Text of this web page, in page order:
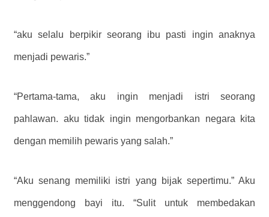
“aku selalu berpikir seorang ibu pasti ingin anaknya
menjadi pewaris.”
“Pertama-tama, aku ingin menjadi istri seorang
pahlawan. aku tidak ingin mengorbankan negara kita
dengan memilih pewaris yang salah.”
“Aku senang memiliki istri yang bijak sepertimu.” Aku
menggendong bayi itu. “Sulit untuk membedakan